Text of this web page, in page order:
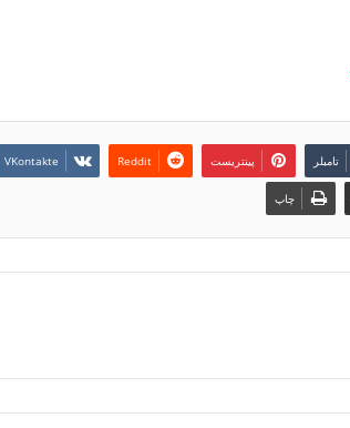
تامبلر پینتریست Reddit
VKontakte
چاپ